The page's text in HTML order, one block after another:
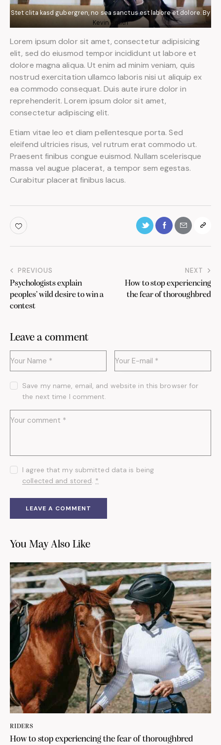
Stet clita kasd gubergren, no sea sanctus est labore et dolore. By
Kevin Smith
Lorem ipsum dolor sit amet, consectetur adipisicing
elit, sed do eiusmod tempor incididunt ut labore et
dolore magna aliqua. Ut enim ad minim veniam, quis
nostrud exercitation ullamco laboris nisi ut aliquip ex
ea commodo consequat. Duis aute irure dolor in
reprehenderit. Lorem ipsum dolor sit amet,
consectetur adipiscing elit.
Etiam vitae leo et diam pellentesque porta. Sed
eleifend ultricies risus, vel rutrum erat commodo ut.
Praesent finibus congue euismod. Nullam scelerisque
massa vel augue placerat, a tempor sem egestas.
Curabitur placerat finibus lacus.
PREVIOUS
Psychologists explain
peoples’ wild desire to win a
contest
NEXT
How to stop experiencing
the fear of thoroughbred
Leave a comment
Save my name, email, and website in this browser for
the next time I comment.
I agree that my submitted data is being
collected and stored. *
You May Also Like
RIDERS
How to stop experiencing the fear of thoroughbred